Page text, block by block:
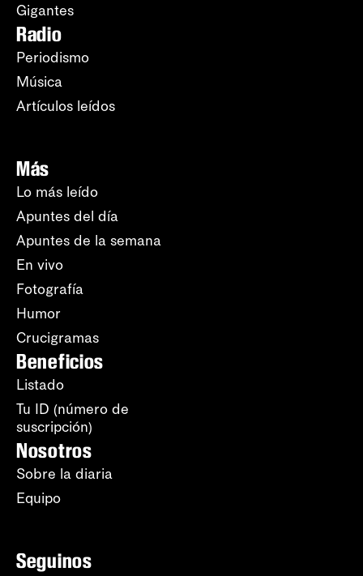
Gigantes
Radio
Periodismo
Música
Artículos leídos
Más
Lo más leído
Apuntes del día
Apuntes de la semana
En vivo
Fotografía
Humor
Crucigramas
Beneficios
Listado
Tu ID (número de
suscripción)
Nosotros
Sobre la diaria
Equipo
Seguinos